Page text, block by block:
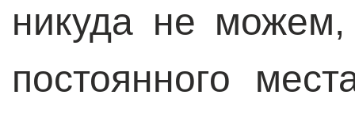
никуда не
постоянного